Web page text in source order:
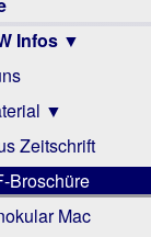
Infos ▼
▼
Zeitschrift
Broschüre
Mac